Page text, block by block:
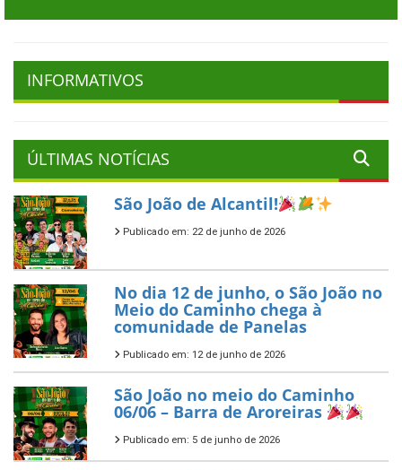
INFORMATIVOS
ÚLTIMAS NOTÍCIAS
São João de Alcantil!
Publicado em: 22 de junho de 2026
No dia 12 de junho, o São João no
Meio do Caminho chega à
comunidade de Panelas
Publicado em: 12 de junho de 2026
São João no meio do Caminho
06/06 – Barra de Aroreiras
Publicado em: 5 de junho de 2026